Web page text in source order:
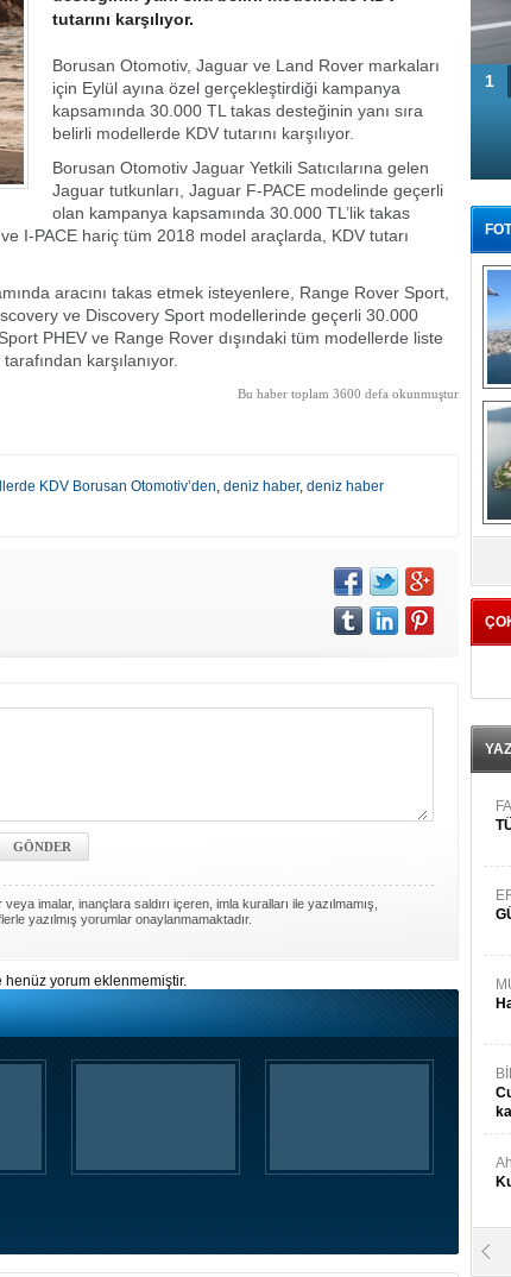
tutarını karşılıyor.
Borusan Otomotiv, Jaguar ve Land Rover markaları
için Eylül ayına özel gerçekleştirdiği kampanya
kapsamında 30.000 TL takas desteğinin yanı sıra
belirli modellerde KDV tutarını karşılıyor.
Borusan Otomotiv Jaguar Yetkili Satıcılarına gelen
Jaguar tutkunları, Jaguar F-PACE modelinde geçerli
olan kampanya kapsamında 30.000 TL’lik takas
I-PACE hariç tüm 2018 model araçlarda, KDV tutarı
aracını takas etmek isteyenlere, Range Rover Sport,
ve Discovery Sport modellerinde geçerli 30.000
PHEV ve Range Rover dışındaki tüm modellerde liste
karşılanıyor.
Bu haber toplam 3600 defa okunmuştur
KDV Borusan Otomotiv’den, deniz haber, deniz haber
imalar, inançlara saldırı içeren, imla kuralları ile yazılmamış,
yazılmış yorumlar onaylanmamaktadır.
henüz yorum eklenmemiştir.
1